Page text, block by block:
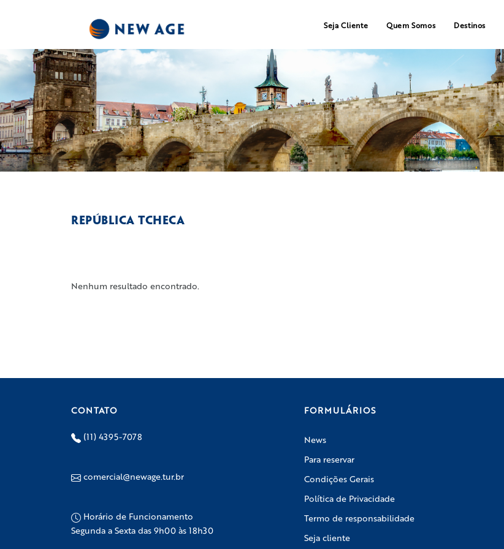
Seja Cliente Quem Somos Destinos
República Tcheca
Nenhum resultado encontrado.
CONTATO
(11) 4395-7078
comercial@newage.tur.br
Horário de Funcionamento
Segunda a Sexta das 9h00 às 18h30
FORMULÁRIOS
News
Para reservar
Condições Gerais
Política de Privacidade
Termo de responsabilidade
Seja cliente